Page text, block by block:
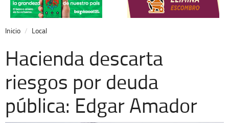
Nacional
Opinión
Cronos
Economía
Espectáculos
Deportes
Inicio Local
Hacienda descarta
riesgos por deuda
pública: Edgar Amador